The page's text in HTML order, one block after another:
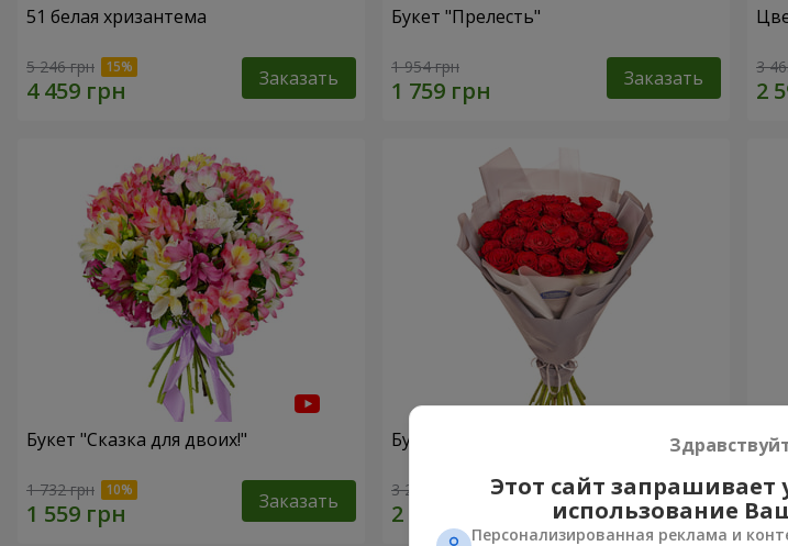
51 белая хризантема
5 246 грн Заказать
Букет "Прелесть"
1 954 грн Заказать 3
Букет "Сказка для двоих!"
1 732 грн Заказать
Букет с упаковкой "25 красных роз"
3 229 грн Заказать 5
Этот сайт запрашивает
использование
Персонализированная реклама и